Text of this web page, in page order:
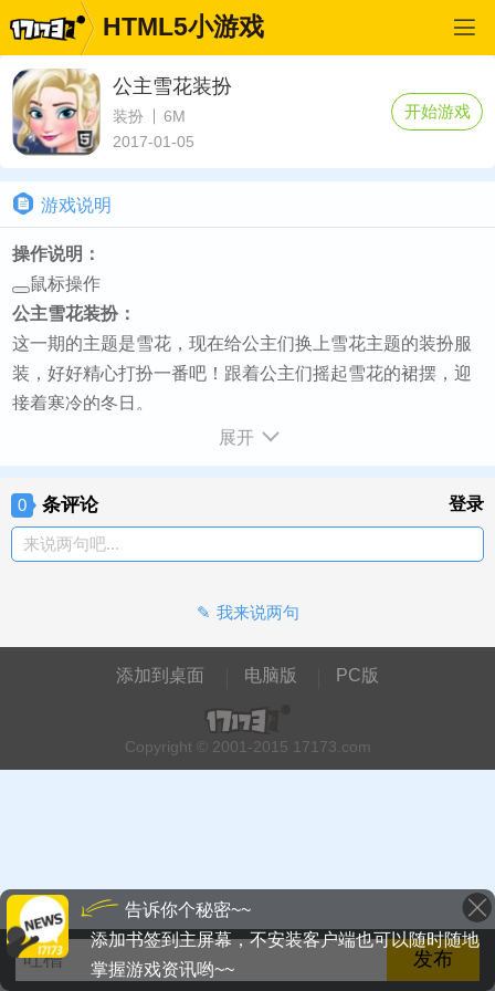
HTML5小游戏
公主雪花装扮
装扮
6M
2017-01-05
开始游戏
游戏说明
操作说明：
鼠标操作
公主雪花装扮：
这一期的主题是雪花，现在给公主们换上雪花主题的装扮服
装，好好精心打扮一番吧！跟着公主们摇起雪花的裙摆，迎
接着寒冷的冬日。
戏
展开
0 条评论 登录
来说两句吧...
我来说两句
添加到桌面 电脑版 PC版
Copyright © 2001-2015 17173.com
告诉你个秘密~~
添加书签到主屏幕，不安装客户端也可以随时随地
掌握游戏资讯哟~~